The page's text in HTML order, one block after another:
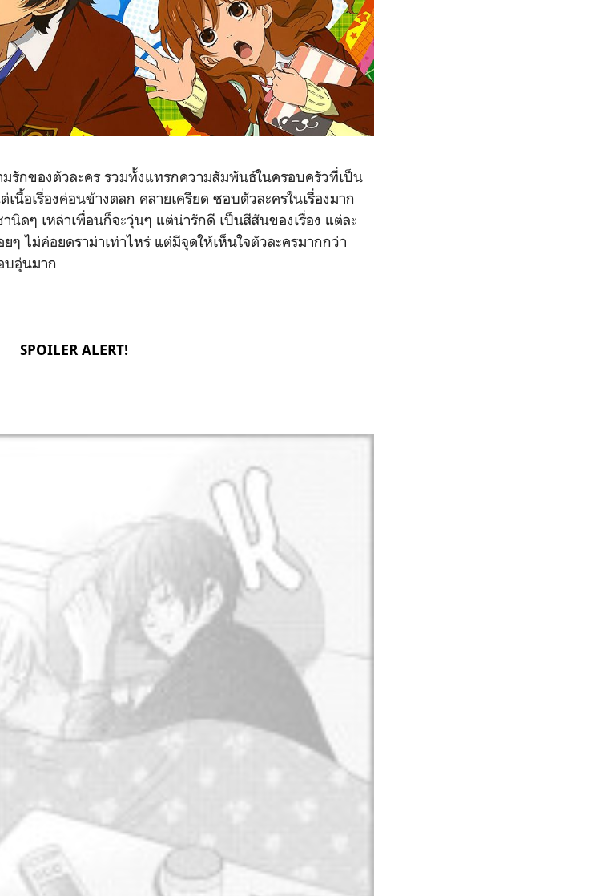
มรักของตัวละคร รวมทั้งแทรกความสัมพันธ์ในครอบครัวที่เป็น
นื้อเรื่องค่อนข้างตลก คลายเครียด ชอบตัวละครในเรื่องมาก
นิดๆ เหล่าเพื่อนก็จะวุ่นๆ แต่น่ารักดี เป็นสีสันของเรื่อง แต่ละ
ๆ ไม่ค่อยดราม่าเท่าไหร่ แต่มีจุดให้เห็นใจตัวละครมากกว่า
บอุ่นมาก
SPOILER ALERT!